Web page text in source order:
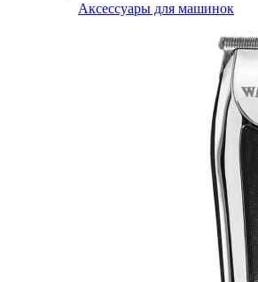
Аксессуары для машинок